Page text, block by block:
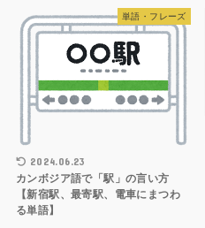
単語・フレーズ
2024.06.23
カンボジア語で「駅」の言い方
【新宿駅、最寄駅、電車にまつわ
る単語】